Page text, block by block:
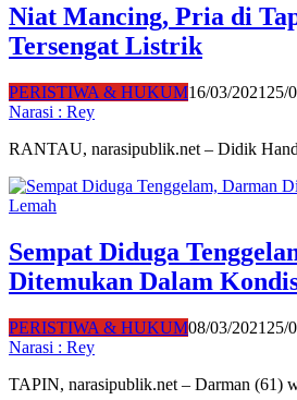
Niat Mancing, Pria di
Tersengat Listrik
PERISTIWA & HUKUM16/03/2021 25/
Narasi : Rey
RANTAU, narasipublik.net – Didik
Sempat Diduga
Ditemukan Dalam
PERISTIWA & HUKUM08/03/2021 25/
Narasi : Rey
TAPIN, narasipublik.net – Darman (61)